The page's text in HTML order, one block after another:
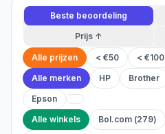
Beste beoordeling
Prijs ↑
Alle prijzen < €50 < €100
Alle merken
HP Brother
Epson
Alle winkels
Bol.com (279)